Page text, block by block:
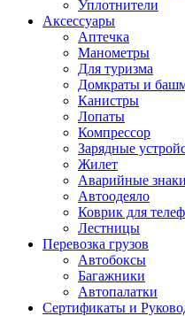
Уплотнители
Аксессуары
Аптечка
Манометры
Для туризма
Домкраты и
Канистры
Лопаты
Компрессор
Зарядные
Жилет
Аварийные знаки
Автоодеяло
Коврик для
Лестницы
Перевозка грузов
Автобоксы
Багажники
Автопалатки
Сертификаты и